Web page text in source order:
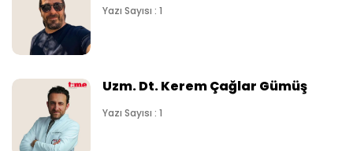
Yazı Sayısı : 1
Uzm. Dt. Kerem Çağlar Gümüş
Yazı Sayısı : 1